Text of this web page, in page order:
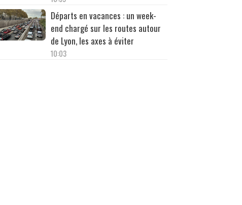
Départs en vacances : un week-
end chargé sur les routes autour
de Lyon, les axes à éviter
10:03